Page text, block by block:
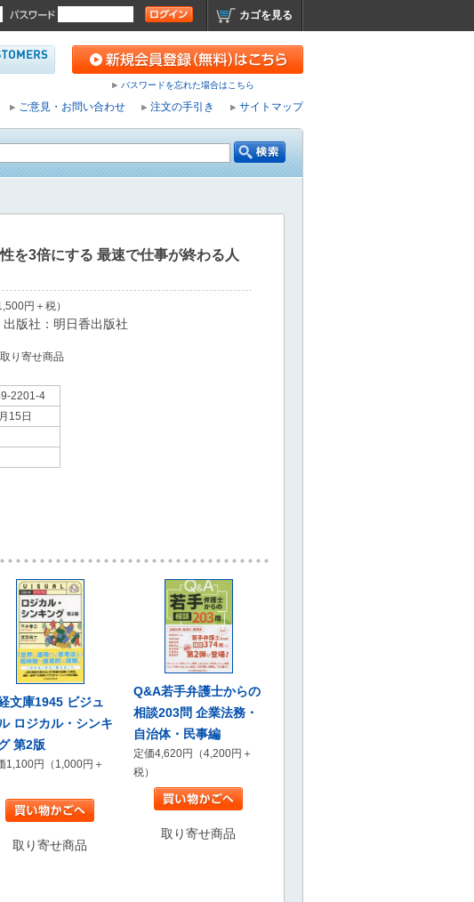
カゴを見る
パスワードを忘れた場合はこちら
ご意見・お問い合わせ 注文の手引き サイトマップ
を3倍にする 最速で仕事が終わる人
円＋税）
版社：明日香出版社
り寄せ商品
2201-4
15日
文庫1945 ビジュ
ロジカル・シンキ
第2版
1,100円（1,000円＋
取り寄せ商品
Q&A若手弁護士からの
相談203問 企業法務・
自治体・民事編
定価4,620円（4,200円＋
税）
取り寄せ商品